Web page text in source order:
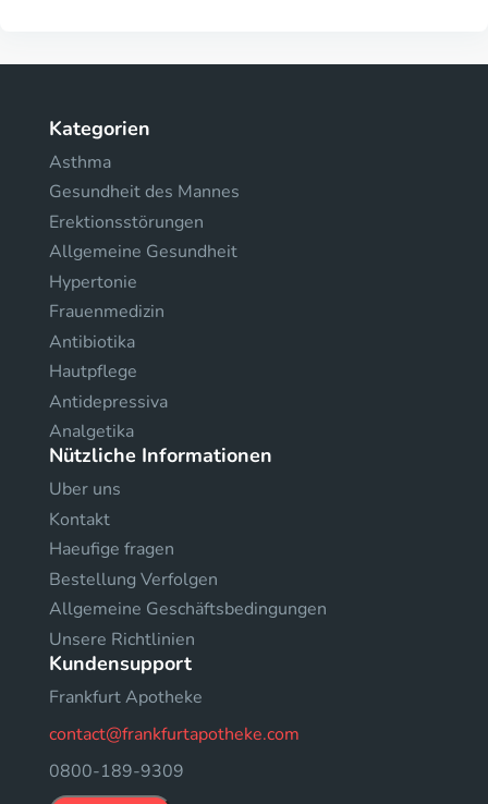
Kategorien
Asthma
Gesundheit des Mannes
Erektionsstörungen
Allgemeine Gesundheit
Hypertonie
Frauenmedizin
Antibiotika
Hautpflege
Antidepressiva
Analgetika
Nützliche Informationen
Uber uns
Kontakt
Haeufige fragen
Bestellung Verfolgen
Allgemeine Geschäftsbedingungen
Unsere Richtlinien
Kundensupport
Frankfurt Apotheke
contact@frankfurtapotheke.com
0800-189-9309